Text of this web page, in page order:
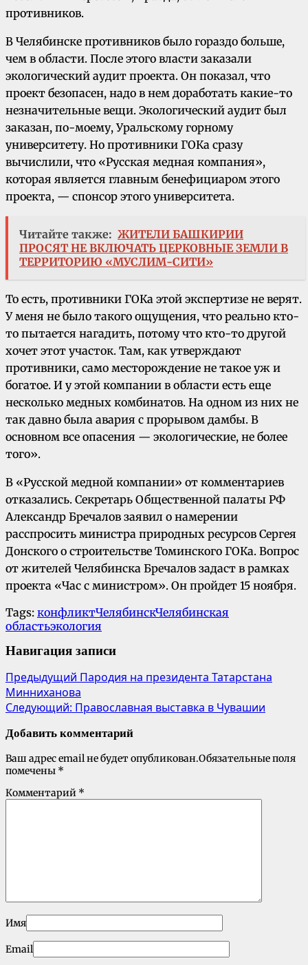
противников.
В Челябинске противников было гораздо больше,
чем в области. После этого власти заказали
экологический аудит проекта. Он показал, что
проект безопасен, надо в нем доработать какие-то
незначительные вещи. Экологический аудит был
заказан, по-моему, Уральскому горному
университету. Но противники ГОКа сразу
вычислили, что «Русская медная компания»,
которая является главным бенефициаром этого
проекта, — спонсор этого университета.
Читайте также: ЖИТЕЛИ БАШКИРИИ
ПРОСЯТ НЕ ВКЛЮЧАТЬ ЦЕРКОВНЫЕ ЗЕМЛИ В
ТЕРРИТОРИЮ «МУСЛИМ-СИТИ»
То есть, противники ГОКа этой экспертизе не верят.
У меня не было такого ощущения, что реально кто-
то пытается нагадить, потому что кто-то другой
хочет этот участок. Там, как утверждают
противники, само месторождение не такое уж и
богатое. И у этой компании в области есть еще
несколько медных комбинатов. На одном из них не
так давно была авария с прорывом дамбы. В
основном все опасения — экологические, не более
того».
В «Русской медной компании» от комментариев
отказались. Секретарь Общественной палаты РФ
Александр Бречалов заявил о намерении
расспросить министра природных ресурсов Сергея
Донского о строительстве Томинского ГОКа. Вопрос
от жителей Челябинска Бречалов задаст в рамках
проекта «Час с министром». Он пройдет 15 ноября.
Tags: конфликтЧелябинскЧелябинская
областьэкология
Навигация записи
Предыдущий Пародия на президента Татарстана
Минниханова
Следующий: Православная выставка в Чувашии
Добавить комментарий
Ваш адрес email не будет опубликован.Обязательные поля
помечены *
Комментарий *
Имя
Email